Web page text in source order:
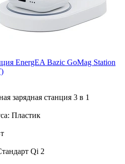
EnergEA Bazic GoMag Station
зарядная станция 3 в 1
Пластик
Qi 2